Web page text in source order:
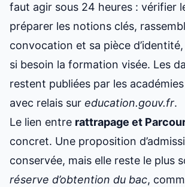
faut agir sous 24 heures : vérifier
préparer les notions clés,
convocation et sa pièce
si besoin la formation visée. Les
restent publiées par les
avec relais sur education.gouv.fr.
Le lien entre rattrapage et
concret. Une proposition
conservée, mais elle reste le plus
réserve d’obtention du bac,